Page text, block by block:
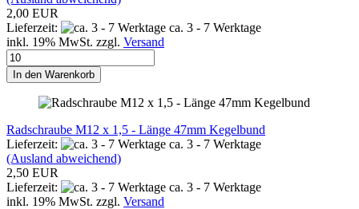
2,00 EUR
Lieferzeit:
ca. 3 - 7 Werktage
inkl. 19% MwSt. zzgl. Versand
In den Warenkorb
Radschraube M12 x 1,5 - Länge 47mm Kegelbund
Lieferzeit:
ca. 3 - 7 Werktage
(Ausland abweichend)
2,50 EUR
Lieferzeit:
ca. 3 - 7 Werktage
inkl. 19% MwSt. zzgl. Versand